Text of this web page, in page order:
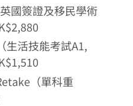
國簽證及移民學術
生活技能考試A1,
（單科重